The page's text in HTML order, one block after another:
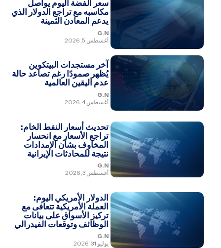
سعر الفضة اليوم يواصل
مكاسبه مع تراجع الدولار الذي
يدعم المعادن الثمينة
G.N
أغسطس 5, 2026
آخر مستجدات البيتكوين
يُظهر صمودًا رغم تصاعد حالة
عدم اليقين العالمية
G.N
أغسطس 4, 2026
تحديث أسعار النفط الخام:
تراجع الأسعار مع انحسار
المخاوف بشأن الإمدادات
نتيجة للمحادثات الإيرانية
G.N
أغسطس 3, 2026
الدولار الأمريكي اليوم:
العملة الأمريكية تتعافى مع
تركيز الأسواق على بيانات
الوظائف وتوقعات الفيدرالي
G.N
يوليو 31, 2026